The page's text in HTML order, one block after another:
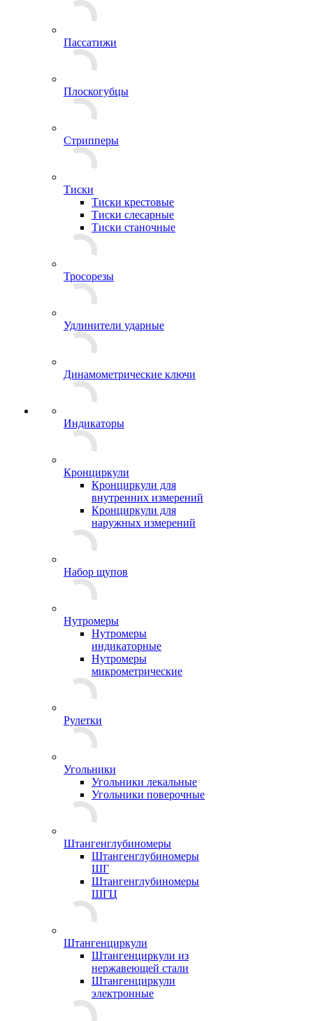
Пассатижи
Плоскогубцы
Стрипперы
Тиски
Тиски крестовые
Тиски слесарные
Тиски станочные
Тросорезы
Удлинители ударные
Динамометрические ключи
Индикаторы
Кронциркули
Кронциркули для
внутренних измерений
Кронциркули для
наружных измерений
Набор щупов
Нутромеры
Нутромеры
индикаторные
Нутромеры
микрометрические
Рулетки
Угольники
Угольники лекальные
Угольники поверочные
Штангенглубиномеры
Штангенглубиномеры
ШГ
Штангенглубиномеры
ШГЦ
Штангенциркули
Штангенциркули из
нержавеющей стали
Штангенциркули
электронные